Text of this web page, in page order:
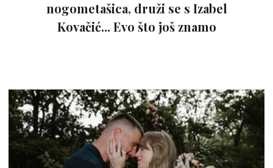
nogometašica, druži se s Izabel
Kovačić... Evo što još znamo